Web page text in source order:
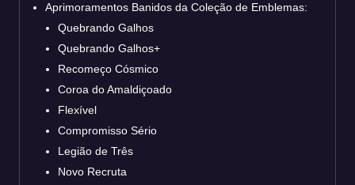
Aprimoramentos Banidos da Coleção de Emblemas:
Quebrando Galhos
Quebrando Galhos+
Recomeço Cósmico
Coroa do Amaldiçoado
Flexível
Compromisso Sério
Legião de Três
Novo Recruta